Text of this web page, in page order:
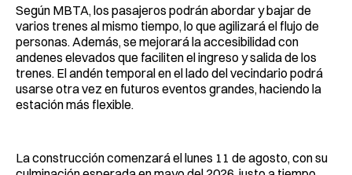
Según MBTA, los pasajeros podrán abordar y bajar de
varios trenes al mismo tiempo, lo que agilizará el flujo de
personas. Además, se mejorará la accesibilidad con
andenes elevados que faciliten el ingreso y salida de los
trenes. El andén temporal en el lado del vecindario podrá
usarse otra vez en futuros eventos grandes, haciendo la
estación más flexible.
La construcción comenzará el lunes 11 de agosto, con su